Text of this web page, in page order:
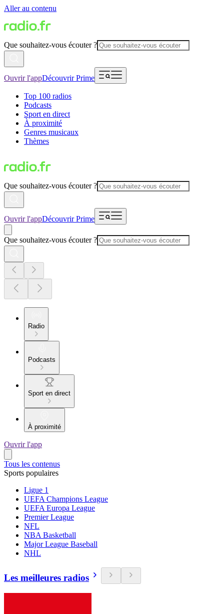
Aller au contenu
Que souhaitez-vous écouter ?
Ouvrir l'appDécouvrir Prime
Top 100 radios
Podcasts
Sport en direct
À proximité
Genres musicaux
Thèmes
Que souhaitez-vous écouter ?
Ouvrir l'appDécouvrir Prime
Que souhaitez-vous écouter ?
Radio
Podcasts
Sport en direct
À proximité
Ouvrir l'app
Tous les contenus
Sports populaires
Ligue 1
UEFA Champions League
UEFA Europa League
Premier League
NFL
NBA Basketball
Major League Baseball
NHL
Les meilleures radios